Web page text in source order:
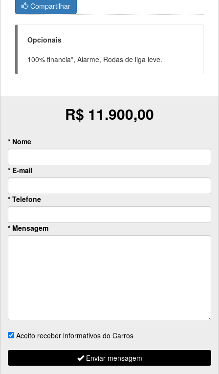
Compartilhar
Opcionais
100% financia*, Alarme, Rodas de liga leve.
R$ 11.900,00
* Nome
* E-mail
* Telefone
* Mensagem
Aceito receber informativos do Carros
Enviar mensagem